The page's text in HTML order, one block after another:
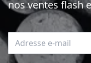
nos ventes flash
Adresse e-mail